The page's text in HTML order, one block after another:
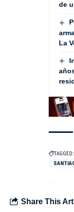
de
La
TAGGED:
Share This